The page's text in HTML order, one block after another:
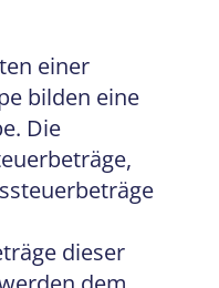
einer
bilden eine
Die
dieser